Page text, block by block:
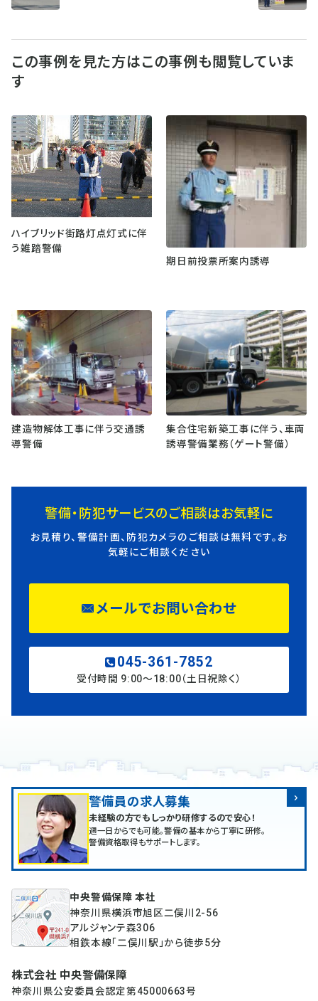
この事例を見た方はこの事例も閲覧していま
す
ハイブリッド街路灯点灯式に伴
う雑踏警備
期日前投票所案内誘導
建造物解体工事に伴う交通誘
導警備
集合住宅新築工事に伴う、車両
誘導警備業務（ゲート警備）
警備・防犯サービスのご相談はお気軽に
お見積り、警備計画、防犯カメラのご相談は無料です。お
気軽にご相談ください
メールでお問い合わせ
045-361-7852
受付時間 9:00〜18:00（土日祝除く）
警備員の求人募集
未経験の方でもしっかり研修するので安心！
週一日からでも可能。警備の基本から丁寧に研修。
警備資格取得もサポートします。
中央警備保障 本社
神奈川県横浜市旭区二俣川2-56
アルジャンテ森306
相鉄本線「二俣川駅」から徒歩5分
株式会社 中央警備保障
神奈川県公安委員会認定第45000663号